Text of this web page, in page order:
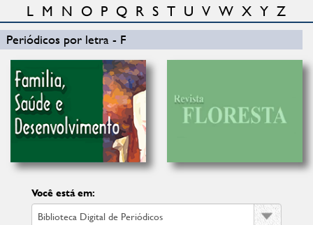
L M N O P Q R S T U V W X Y Z
Periódicos por letra - F
Você está em: